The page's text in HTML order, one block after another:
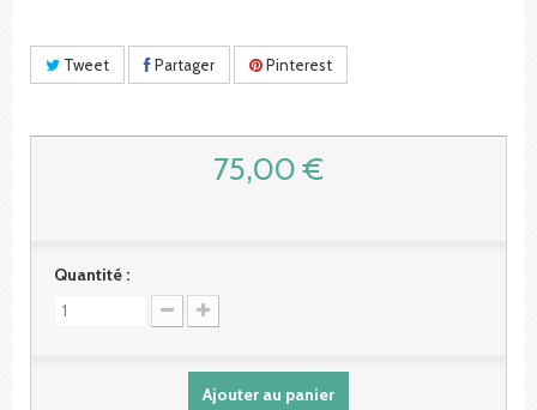
Tweet Partager Pinterest
75,00 €
Quantité :
Ajouter au panier